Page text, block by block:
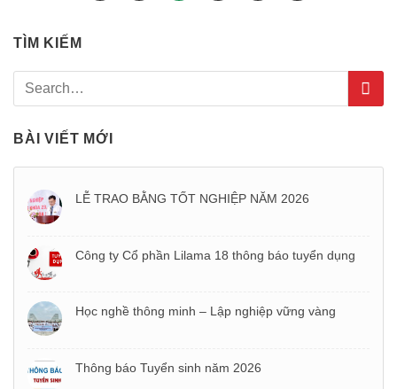
TÌM KIẾM
BÀI VIẾT MỚI
LỄ TRAO BẰNG TỐT NGHIỆP NĂM 2026
Công ty Cổ phần Lilama 18 thông báo tuyển dụng
Học nghề thông minh – Lập nghiệp vững vàng
Thông báo Tuyển sinh năm 2026